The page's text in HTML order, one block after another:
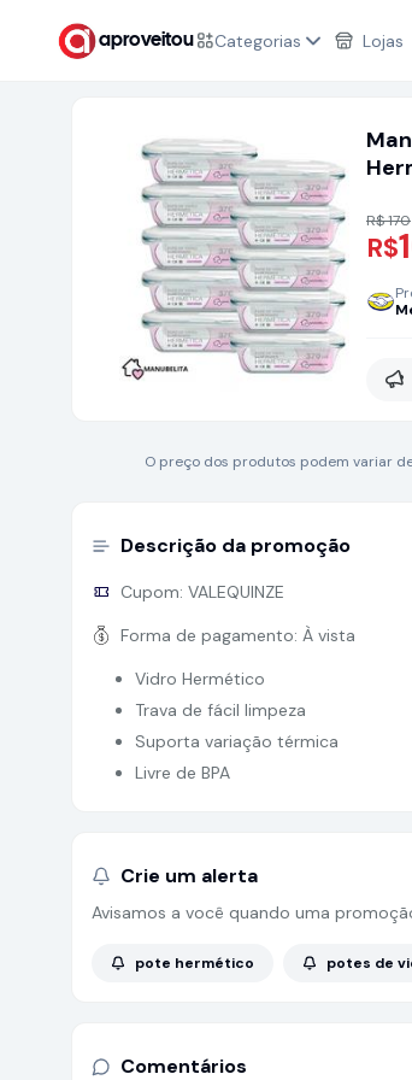
aproveitou Categorias Lojas
R$ 170
R$
O preço dos produtos podem variar
Descrição da promoção
Cupom: VALEQUINZE
Forma de pagamento: À vista
Vidro Hermético
Trava de fácil limpeza
Suporta variação térmica
Livre de BPA
Crie um alerta
Avisamos a você quando uma
pote hermético potes de
Comentários